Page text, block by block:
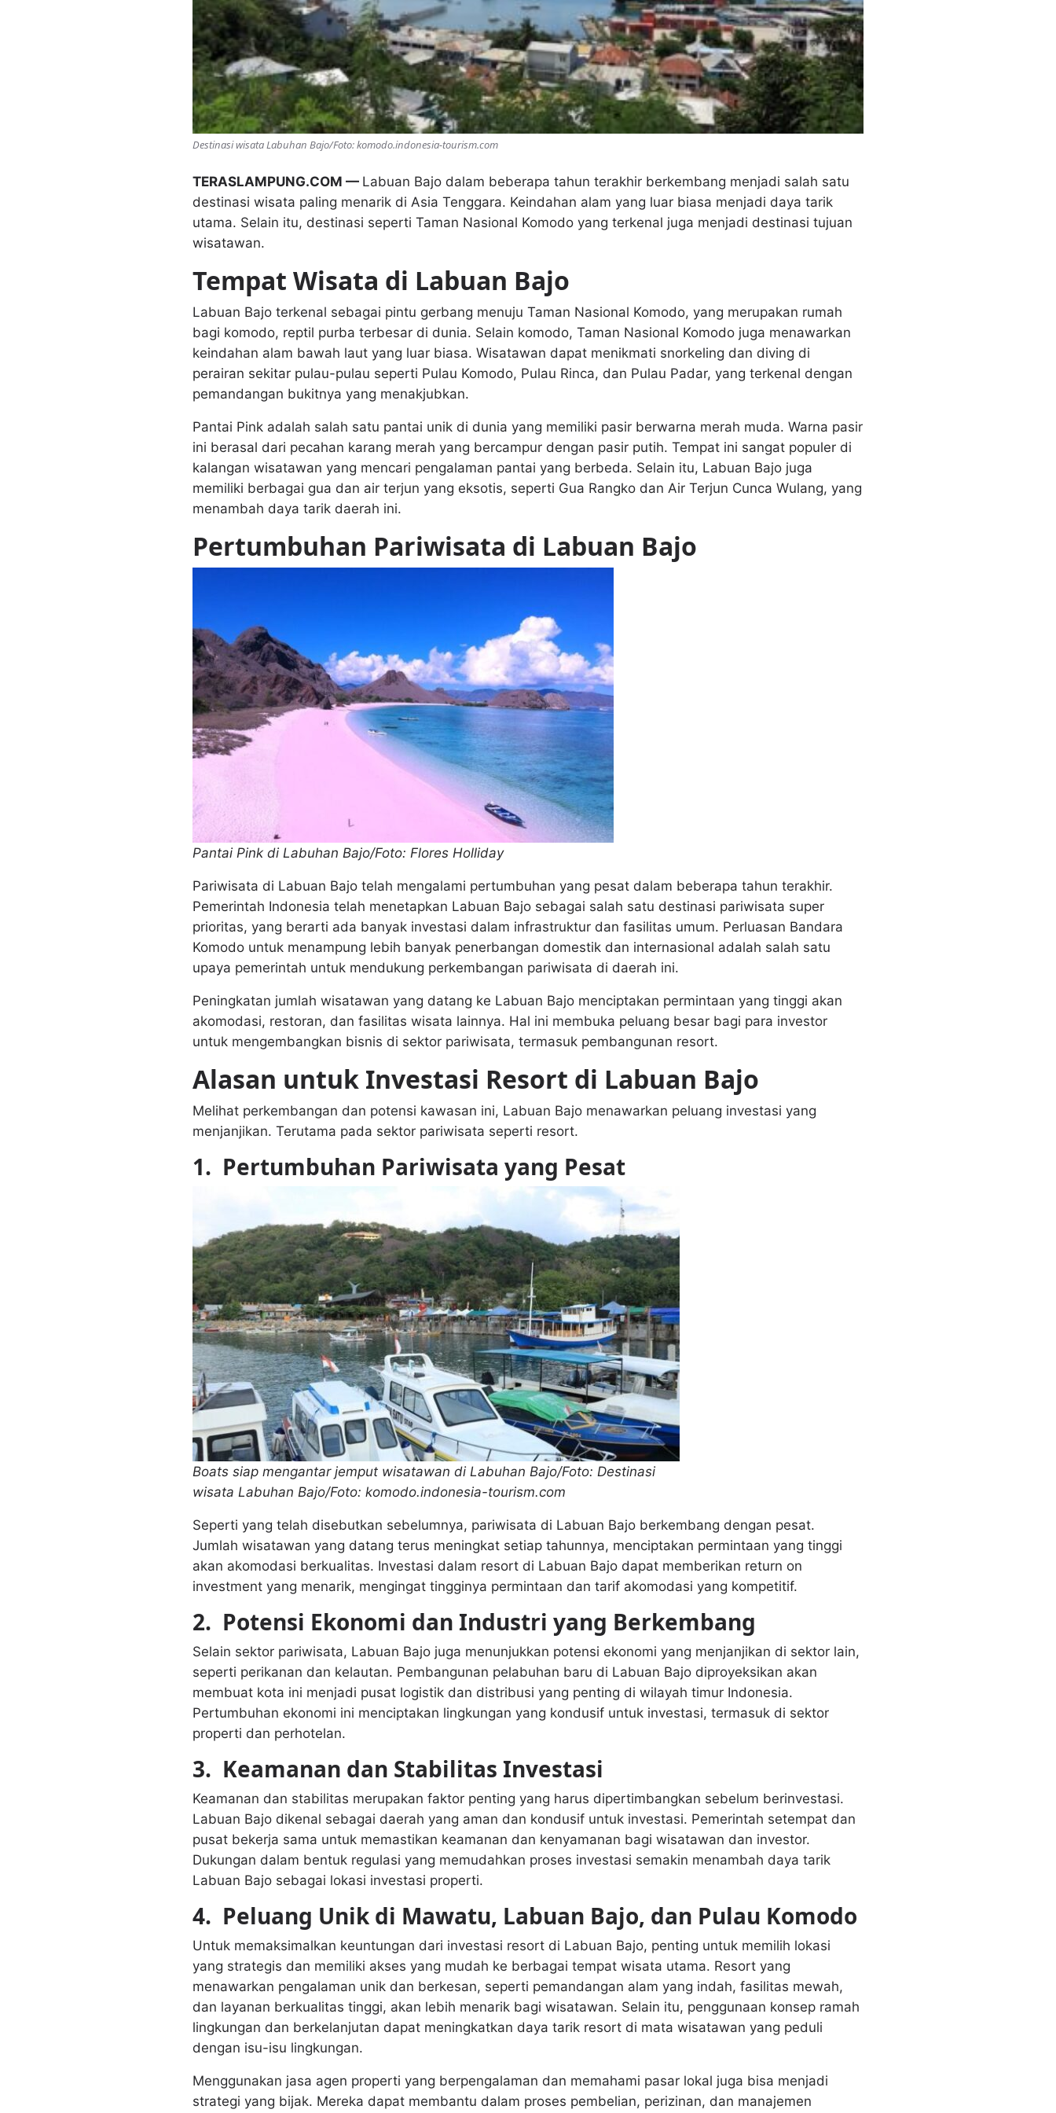
Destinasi wisata Labuhan Bajo/Foto: komodo.indonesia-tourism.com
TERASLAMPUNG.COM — Labuan Bajo dalam beberapa tahun terakhir berkembang menjadi salah satu
destinasi wisata paling menarik di Asia Tenggara. Keindahan alam yang luar biasa menjadi daya tarik
utama. Selain itu, destinasi seperti Taman Nasional Komodo yang terkenal juga menjadi destinasi tujuan
wisatawan.
Tempat Wisata di Labuan Bajo
Labuan Bajo terkenal sebagai pintu gerbang menuju Taman Nasional Komodo, yang merupakan rumah
bagi komodo, reptil purba terbesar di dunia. Selain komodo, Taman Nasional Komodo juga menawarkan
keindahan alam bawah laut yang luar biasa. Wisatawan dapat menikmati snorkeling dan diving di
perairan sekitar pulau-pulau seperti Pulau Komodo, Pulau Rinca, dan Pulau Padar, yang terkenal dengan
pemandangan bukitnya yang menakjubkan.
Pantai Pink adalah salah satu pantai unik di dunia yang memiliki pasir berwarna merah muda. Warna pasir
ini berasal dari pecahan karang merah yang bercampur dengan pasir putih. Tempat ini sangat populer di
kalangan wisatawan yang mencari pengalaman pantai yang berbeda. Selain itu, Labuan Bajo juga
memiliki berbagai gua dan air terjun yang eksotis, seperti Gua Rangko dan Air Terjun Cunca Wulang, yang
menambah daya tarik daerah ini.
Pertumbuhan Pariwisata di Labuan Bajo
Pantai Pink di Labuhan Bajo/Foto: Flores Holliday
Pariwisata di Labuan Bajo telah mengalami pertumbuhan yang pesat dalam beberapa tahun terakhir.
Pemerintah Indonesia telah menetapkan Labuan Bajo sebagai salah satu destinasi pariwisata super
prioritas, yang berarti ada banyak investasi dalam infrastruktur dan fasilitas umum. Perluasan Bandara
Komodo untuk menampung lebih banyak penerbangan domestik dan internasional adalah salah satu
upaya pemerintah untuk mendukung perkembangan pariwisata di daerah ini.
Peningkatan jumlah wisatawan yang datang ke Labuan Bajo menciptakan permintaan yang tinggi akan
akomodasi, restoran, dan fasilitas wisata lainnya. Hal ini membuka peluang besar bagi para investor
untuk mengembangkan bisnis di sektor pariwisata, termasuk pembangunan resort.
Alasan untuk Investasi Resort di Labuan Bajo
Melihat perkembangan dan potensi kawasan ini, Labuan Bajo menawarkan peluang investasi yang
menjanjikan. Terutama pada sektor pariwisata seperti resort.
1. Pertumbuhan Pariwisata yang Pesat
Boats siap mengantar jemput wisatawan di Labuhan Bajo/Foto: Destinasi
wisata Labuhan Bajo/Foto: komodo.indonesia-tourism.com
Seperti yang telah disebutkan sebelumnya, pariwisata di Labuan Bajo berkembang dengan pesat.
Jumlah wisatawan yang datang terus meningkat setiap tahunnya, menciptakan permintaan yang tinggi
akan akomodasi berkualitas. Investasi dalam resort di Labuan Bajo dapat memberikan return on
investment yang menarik, mengingat tingginya permintaan dan tarif akomodasi yang kompetitif.
2. Potensi Ekonomi dan Industri yang Berkembang
Selain sektor pariwisata, Labuan Bajo juga menunjukkan potensi ekonomi yang menjanjikan di sektor lain,
seperti perikanan dan kelautan. Pembangunan pelabuhan baru di Labuan Bajo diproyeksikan akan
membuat kota ini menjadi pusat logistik dan distribusi yang penting di wilayah timur Indonesia.
Pertumbuhan ekonomi ini menciptakan lingkungan yang kondusif untuk investasi, termasuk di sektor
properti dan perhotelan.
3. Keamanan dan Stabilitas Investasi
Keamanan dan stabilitas merupakan faktor penting yang harus dipertimbangkan sebelum berinvestasi.
Labuan Bajo dikenal sebagai daerah yang aman dan kondusif untuk investasi. Pemerintah setempat dan
pusat bekerja sama untuk memastikan keamanan dan kenyamanan bagi wisatawan dan investor.
Dukungan dalam bentuk regulasi yang memudahkan proses investasi semakin menambah daya tarik
Labuan Bajo sebagai lokasi investasi properti.
4. Peluang Unik di Mawatu, Labuan Bajo, dan Pulau Komodo
Untuk memaksimalkan keuntungan dari investasi resort di Labuan Bajo, penting untuk memilih lokasi
yang strategis dan memiliki akses yang mudah ke berbagai tempat wisata utama. Resort yang
menawarkan pengalaman unik dan berkesan, seperti pemandangan alam yang indah, fasilitas mewah,
dan layanan berkualitas tinggi, akan lebih menarik bagi wisatawan. Selain itu, penggunaan konsep ramah
lingkungan dan berkelanjutan dapat meningkatkan daya tarik resort di mata wisatawan yang peduli
dengan isu-isu lingkungan.
Menggunakan jasa agen properti yang berpengalaman dan memahami pasar lokal juga bisa menjadi
strategi yang bijak. Mereka dapat membantu dalam proses pembelian, perizinan, dan manajemen